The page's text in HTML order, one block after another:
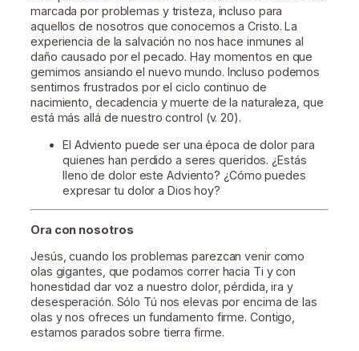
marcada por problemas y tristeza, incluso para
aquellos de nosotros que conocemos a Cristo. La
experiencia de la salvación no nos hace inmunes al
daño causado por el pecado. Hay momentos en que
gemimos ansiando el nuevo mundo. Incluso podemos
sentirnos frustrados por el ciclo continuo de
nacimiento, decadencia y muerte de la naturaleza, que
está más allá de nuestro control (v. 20).
El Adviento puede ser una época de dolor para
quienes han perdido a seres queridos. ¿Estás
lleno de dolor este Adviento? ¿Cómo puedes
expresar tu dolor a Dios hoy?
Ora con nosotros
Jesús, cuando los problemas parezcan venir como
olas gigantes, que podamos correr hacia Ti y con
honestidad dar voz a nuestro dolor, pérdida, ira y
desesperación. Sólo Tú nos elevas por encima de las
olas y nos ofreces un fundamento firme. Contigo,
estamos parados sobre tierra firme.